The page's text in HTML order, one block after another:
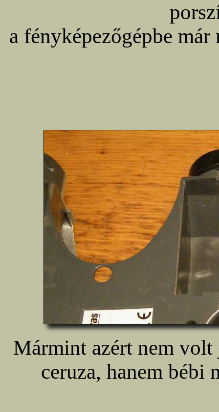
a fényképezőgépbe
Mármint azért nem volt
ceruza, hanem bébi